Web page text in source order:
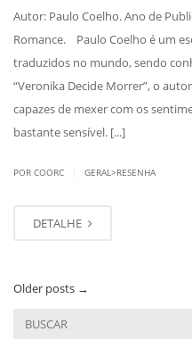
Autor: Paulo Coelho. Ano de
Romance. Paulo Coelho é um
traduzidos no mundo, sendo
“Veronika Decide Morrer”, o
capazes de mexer com os
bastante sensível. [...]
POR COORC GERAL>RESENHA
DETALHE
Older posts →